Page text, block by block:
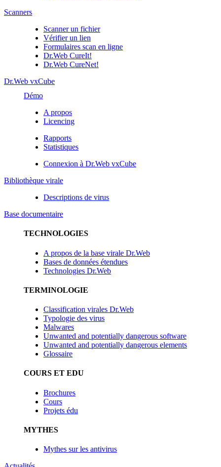
Scanners
Scanner un fichier
Vérifier un lien
Formulaires scan en ligne
Dr.Web CureIt!
Dr.Web CureNet!
Dr.Web vxCube
Démo
A propos
Licencing
Rapports
Statistiques
Connexion à Dr.Web vxCube
Bibliothèque virale
Descriptions de virus
Base documentaire
TECHNOLOGIES
A propos de la base virale Dr.Web
Bases de données étendues
Technologies Dr.Web
TERMINOLOGIE
Classification virales Dr.Web
Typologie des virus
Malwares
Unwanted and potentially dangerous software
Unwanted and potentially dangerous elements
Glossaire
COURS ET EDU
Brochures
Cours
Projets édu
MYTHES
Mythes sur les antivirus